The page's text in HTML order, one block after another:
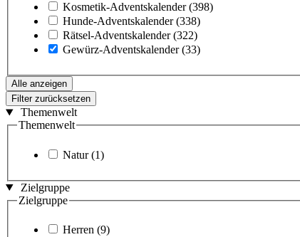
Kosmetik-Adventskalender (398)
Hunde-Adventskalender (338)
Rätsel-Adventskalender (322)
Gewürz-Adventskalender (33)
Alle anzeigen
Filter zurücksetzen
Themenwelt
Themenwelt
Natur (1)
Zielgruppe
Zielgruppe
Herren (9)